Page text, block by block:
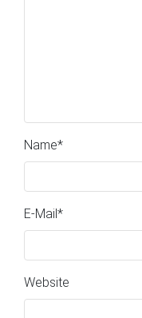
Name*
E-Mail *
Website